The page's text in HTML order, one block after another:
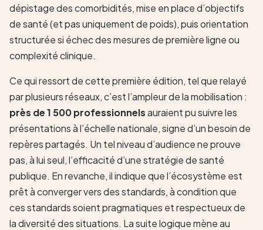
dépistage des comorbidités, mise en place d’objectifs
de santé (et pas uniquement de poids), puis orientation
structurée si échec des mesures de première ligne ou
complexité clinique.
Ce qui ressort de cette première édition, tel que relayé
par plusieurs réseaux, c’est l’ampleur de la mobilisation :
près de 1 500 professionnelsauraient pu suivre les
présentations à l’échelle nationale, signe d’un besoin de
repères partagés. Un tel niveau d’audience ne prouve
pas, à lui seul, l’efficacité d’une stratégie de santé
publique. En revanche, il indique que l’écosystème est
prêt à converger vers des standards, à condition que
ces standards soient pragmatiques et respectueux de
la diversité des situations. La suite logique mène au